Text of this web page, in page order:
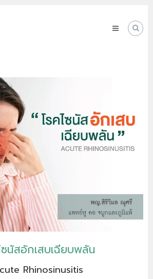
ซนัสอักเสบเฉียบพลัน
Rhinosinusitis